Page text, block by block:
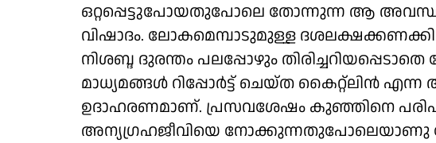
ഒറ്റപ്പെട്ടുപോയതുപോലെ തോന്നുന്ന ആ
വിഷാദം. ലോകമെമ്പാടുമുള്ള
നിശബ്ദ ദുരന്തം പലപ്പോഴും
മാധ്യമങ്ങള്‍ റിപ്പോര്‍ട്ട് ചെയ്ത കൈറ്റ്ലിന്‍
ഉദാഹരണമാണ്. പ്രസവശേഷം കുഞ്ഞിനെ
അന്യഗ്രഹജീവിയെ നോക്കുന്നതുപോലെയാണു